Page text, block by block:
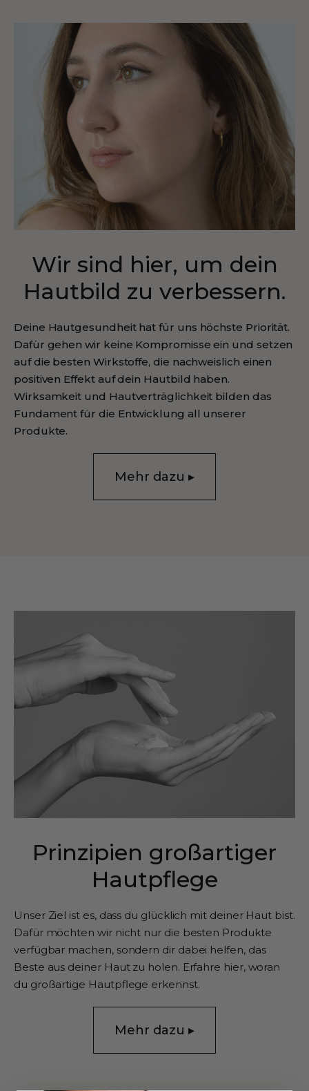
Wir sind hier, um dein
Hautbild zu verbessern.
Deine Hautgesundheit hat für uns höchste Priorität.
Dafür gehen wir keine Kompromisse ein und setzen
auf die besten Wirkstoffe, die nachweislich einen
positiven Effekt auf dein Hautbild haben.
Wirksamkeit und Hautverträglichkeit bilden das
Fundament für die Entwicklung all unserer
Produkte.
Mehr dazu ▸
Prinzipien großartiger
Hautpflege
Unser Ziel ist es, dass du glücklich mit deiner Haut bist.
Dafür möchten wir nicht nur die besten Produkte
verfügbar machen, sondern dir dabei helfen, das
Beste aus deiner Haut zu holen. Erfahre hier, woran
du großartige Hautpflege erkennst.
Mehr dazu ▸